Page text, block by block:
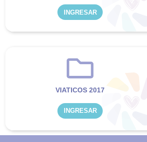
INGRESAR
VIATICOS 2017
INGRESAR